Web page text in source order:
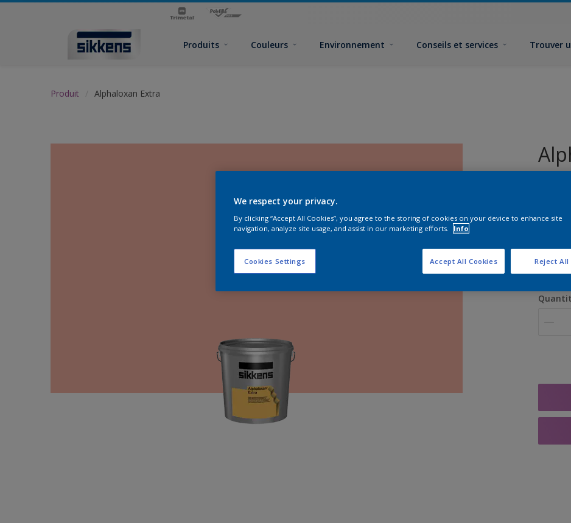
Produits Couleurs Environnement Conseils et services Trouver
Produit Alphaloxan Extra
We respect your privacy.
By clicking “Accept All Cookies”, you agree to the storing of cookies on your device to enhance site
navigation, analyze site usage, and assist in our marketing efforts.
Info
Cookies Settings Reject All
Accept All Cookies